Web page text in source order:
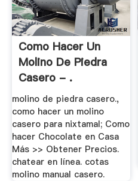
Como Hacer Un
Molino De Piedra
Casero - .
molino de piedra casero.,
como hacer un molino
casero para nixtamal; Como
hacer Chocolate en Casa
Más >> Obtener Precios.
chatear en línea. cotas
molino manual casero.